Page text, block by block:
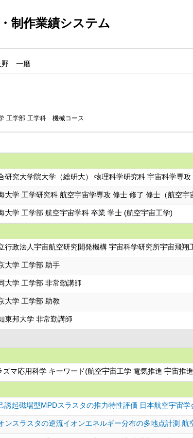
制作業績システム
野 一磨
工学部 工学科 機械コース
研究大学院大学（総研大） 物理科学研究科 宇宙科学専
大学 工学研究科 航空宇宙学専攻 修士 修了 修士（航空宇
大学 工学部 航空宇宙学科 卒業 学士 (航空宇宙工学)
行政法人宇宙航空研究開発機構 宇宙科学研究所宇宙飛翔
大学 工学部 助手
大学 工学部 非常勤講師
大学 工学部 助教
東邦大学 非常勤講師
マ応用科学 キーワード(航空宇宙工学 電気推進 宇宙推
誘起磁場型MPDスラスタの推力特性評価 日本航空宇宙学
ンスラスタの逆流イオンエネルギー分布の多地点計測